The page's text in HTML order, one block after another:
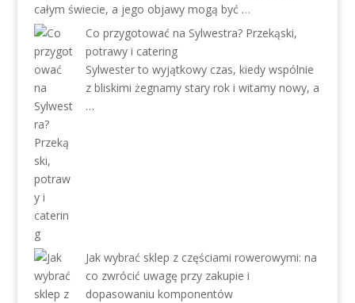
całym świecie, a jego objawy mogą być …
Co przygotować na Sylwestra? Przekąski,
potrawy i catering
Sylwester to wyjątkowy czas, kiedy wspólnie
z bliskimi żegnamy stary rok i witamy nowy, a
…
Jak wybrać sklep z częściami rowerowymi: na
co zwrócić uwagę przy zakupie i
dopasowaniu komponentów